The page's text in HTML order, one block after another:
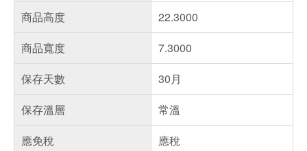
商品高度
22.3000
商品寬度
7.3000
保存天數
30月
保存溫層
常溫
應免稅
應稅